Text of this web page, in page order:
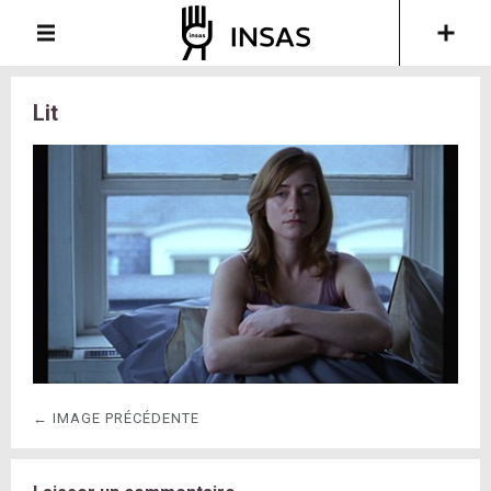
Lit
← IMAGE PRÉCÉDENTE